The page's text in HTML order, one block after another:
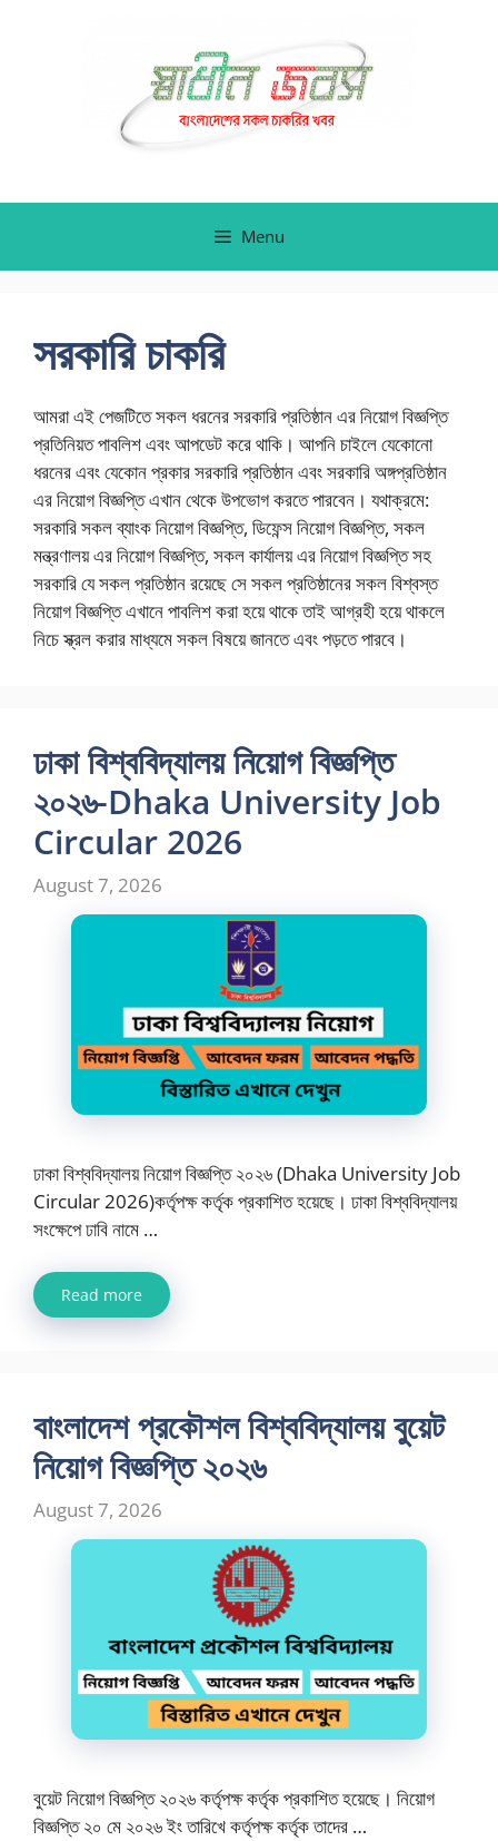
Menu
সরকারি চাকরি
আমরা এই পেজটিতে সকল ধরনের সরকারি প্রতিষ্ঠান এর নিয়োগ বিজ্ঞপ্তি
প্রতিনিয়ত পাবলিশ এবং আপডেট করে থাকি। আপনি চাইলে যেকোনো
ধরনের এবং যেকোন প্রকার সরকারি প্রতিষ্ঠান এবং সরকারি অঙ্গপ্রতিষ্ঠান
এর নিয়োগ বিজ্ঞপ্তি এখান থেকে উপভোগ করতে পারবেন। যথাক্রমে:
সরকারি সকল ব্যাংক নিয়োগ বিজ্ঞপ্তি, ডিফেন্স নিয়োগ বিজ্ঞপ্তি, সকল
মন্ত্রণালয় এর নিয়োগ বিজ্ঞপ্তি, সকল কার্যালয় এর নিয়োগ বিজ্ঞপ্তি সহ
সরকারি যে সকল প্রতিষ্ঠান রয়েছে সে সকল প্রতিষ্ঠানের সকল বিশ্বস্ত
নিয়োগ বিজ্ঞপ্তি এখানে পাবলিশ করা হয়ে থাকে তাই আগ্রহী হয়ে থাকলে
নিচে স্ক্রল করার মাধ্যমে সকল বিষয়ে জানতে এবং পড়তে পারবে।
ঢাকা বিশ্ববিদ্যালয় নিয়োগ বিজ্ঞপ্তি
২০২৬-Dhaka University Job
Circular 2026
August 7, 2026
ঢাকা বিশ্ববিদ্যালয় নিয়োগ বিজ্ঞপ্তি ২০২৬ (Dhaka University Job
Circular 2026)কর্তৃপক্ষ কর্তৃক প্রকাশিত হয়েছে। ঢাকা বিশ্ববিদ্যালয়
সংক্ষেপে ঢাবি নামে …
Read more
বাংলাদেশ প্রকৌশল বিশ্ববিদ্যালয় বুয়েট
নিয়োগ বিজ্ঞপ্তি ২০২৬
August 7, 2026
বুয়েট নিয়োগ বিজ্ঞপ্তি ২০২৬ কর্তৃপক্ষ কর্তৃক প্রকাশিত হয়েছে। নিয়োগ
বিজ্ঞপ্তি ২০ মে ২০২৬ ইং তারিখে কর্তৃপক্ষ কর্তৃক তাদের …